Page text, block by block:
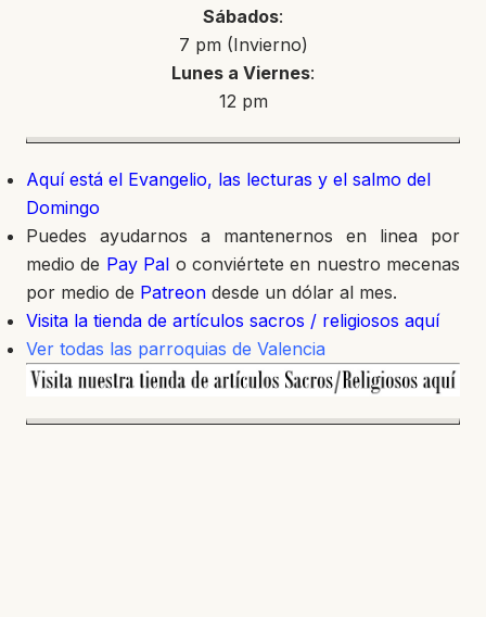
Sábados:
7 pm (Invierno)
Lunes a Viernes:
12 pm
Aquí está el Evangelio, las lecturas y el salmo del
Domingo
Puedes ayudarnos a mantenernos en linea por
medio de Pay Pal o conviértete en nuestro mecenas
por medio de Patreon desde un dólar al mes.
Visita la tienda de artículos sacros / religiosos aquí
Ver todas las parroquias de Valencia